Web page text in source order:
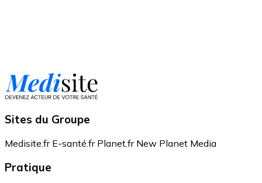
Sites du Groupe
Medisite.fr E-santé.fr Planet.fr New Planet Media
Pratique